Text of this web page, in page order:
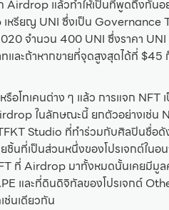
Airdrop แล้วทำให้เป็นที่พูดถึงกันอ
หรียญ UNI ซึ่งเป็น Governance
จำนวน 400 UNI ซึ่งราคา
และถ้าหากขายที่จุดสูงสุดได้ที่
อโทเคนต่าง ๆ แล้ว การแจก NFT
ในลักษณะนี้ ยกตัวอย่างเช่
Studio ที่ทำร่วมกับศิลปินชื่อ
นที่เป็นส่วนหนึ่งของโปรเจกต์ใน
ที่ Airdrop มาทั้งหมดนั้นเคยมีมูล
และที่ดินดิจิทัลของโปรเจกต์
ช่นเดียวกัน